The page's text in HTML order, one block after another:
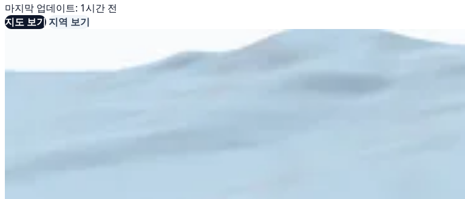
마지막 업데이트: 1시간 전
지도 보기 지역 보기